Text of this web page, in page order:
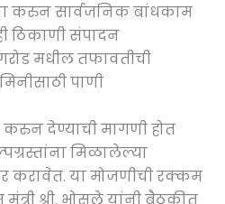
करुन सार्वजनिक बांधकाम
ठिकाणी संपादन
मधील तफावतीची
पाणी
करुन देण्याची मागणी होत
मिळालेल्या
करावेत. या मोजणीची रक्कम
श्री. भोसले यांनी बैठकीत